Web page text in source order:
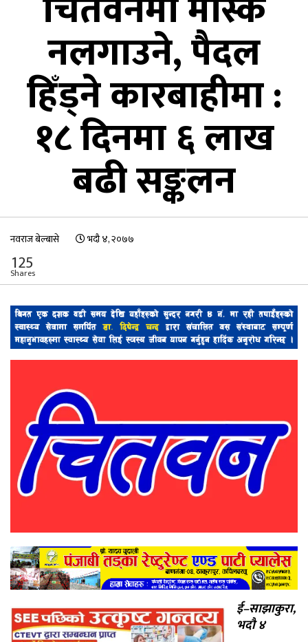
नलगाउने, पैदल
हिँड्ने कारबाहीमा :
१८ दिनमा ६ लाख
बढी सङ्कलन
नवराज बेल्बासे भदौ ४, २०७७
125
Shares
ई–साझाकुरा,
भदौ ४